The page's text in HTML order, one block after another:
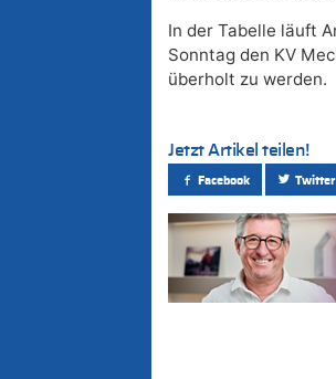
In der Tabelle läuft
Sonntag den KV
überholt zu werden.
Jetzt Artikel teilen!
Facebook Twitter